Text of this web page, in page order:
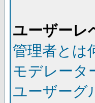
ユーザーレ
管理者とは
モデレータ
ユーザーグ